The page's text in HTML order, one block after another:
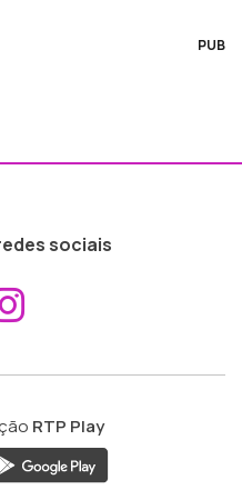
PUB
sociais
ao
RTP Play